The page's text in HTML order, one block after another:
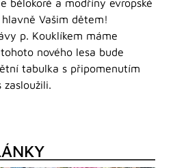
bělokoré a modříny evropské
Vašim dětem!
p. Kouklíkem máme
nového lesa bude
tabulka s připomenutím